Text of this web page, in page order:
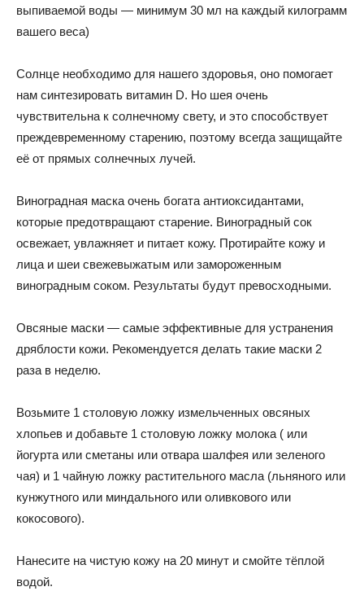
выпиваемой воды — минимум 30 мл на каждый килограмм
вашего веса)
Солнце необходимо для нашего здоровья, оно помогает
нам синтезировать витамин D. Но шея очень
чувствительна к солнечному свету, и это способствует
преждевременному старению, поэтому всегда защищайте
её от прямых солнечных лучей.
Виноградная маска очень богата антиоксидантами,
которые предотвращают старение. Виноградный сок
освежает, увлажняет и питает кожу. Протирайте кожу и
лица и шеи свежевыжатым или замороженным
виноградным соком. Результаты будут превосходными.
Овсяные маски — самые эффективные для устранения
дряблости кожи. Рекомендуется делать такие маски 2
раза в неделю.
Возьмите 1 столовую ложку измельченных овсяных
хлопьев и добавьте 1 столовую ложку молока ( или
йогурта или сметаны или отвара шалфея или зеленого
чая) и 1 чайную ложку растительного масла (льняного или
кунжутного или миндального или оливкового или
кокосового).
Нанесите на чистую кожу на 20 минут и смойте тёплой
водой.